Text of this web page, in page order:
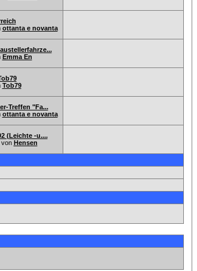
ottanta e novanta
Emma En
Tob79
Treffen "Fa...
ottanta e novanta
(Leichte -u....
Hensen